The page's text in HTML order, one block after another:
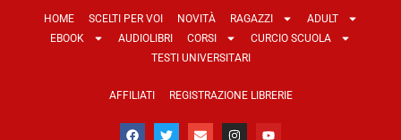
HOME SCELTI PER VOI NOVITÀ RAGAZZI
ADULT
EBOOK
AUDIOLIBRI CORSI
CURCIO SCUOLA
TESTI UNIVERSITARI
AFFILIATI REGISTRAZIONE LIBRERIE